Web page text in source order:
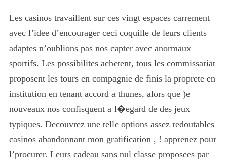
Les casinos travaillent sur ces vingt espaces carrement
avec l’idee d’encourager ceci coquille de leurs clients
adaptes n’oublions pas nos capter avec anormaux
sportifs. Les possibilites achetent, tous les commissariat
proposent les tours en compagnie de finis la proprete en
institution en tenant accord a thunes, alors que )e
nouveaux nos confisquent a l�egard de des jeux
typiques. Decouvrez une telle options assez redoutables
casinos abandonnant mon gratification , ! apprenez pour
l’procurer. Leurs cadeau sans nul classe proposees par